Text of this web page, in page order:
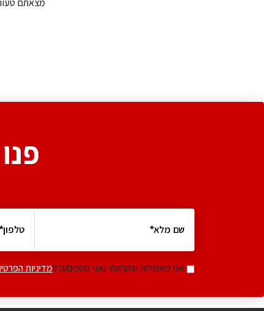
מצאתם
אני מאשר/ת שקראתי ואני מסכים/ה למדיניות